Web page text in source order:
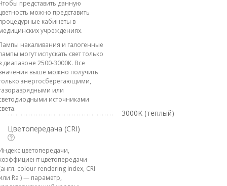
представить данную
можно представить
кабинеты в
учреждениях.
накаливания и галогенные
могут испускать свет только
диапазоне 2500-3000К. Все
выше можно получить
энергосберегающими,
или
источниками
3000K (теплый)
Цветопередача (CRI)
цветопередачи,
цветопередачи
colour rendering index, CRI
Ra ) — параметр,